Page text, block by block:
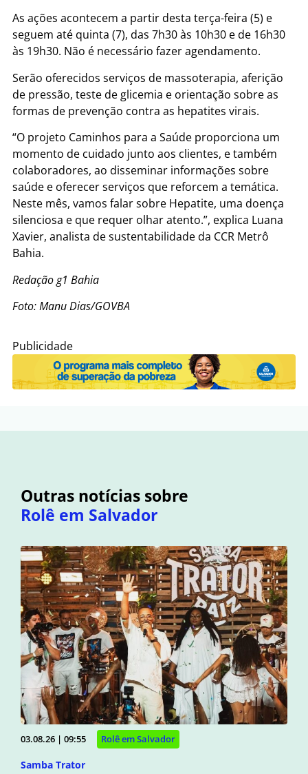
As ações acontecem a partir desta terça-feira (5) e
seguem até quinta (7), das 7h30 às 10h30 e de 16h30
às 19h30. Não é necessário fazer agendamento.
Serão oferecidos serviços de massoterapia, aferição
de pressão, teste de glicemia e orientação sobre as
formas de prevenção contra as hepatites virais.
“O projeto Caminhos para a Saúde proporciona um
momento de cuidado junto aos clientes, e também
colaboradores, ao disseminar informações sobre
saúde e oferecer serviços que reforcem a temática.
Neste mês, vamos falar sobre Hepatite, uma doença
silenciosa e que requer olhar atento.”, explica Luana
Xavier, analista de sustentabilidade da CCR Metrô
Bahia.
Redação g1 Bahia
Foto: Manu Dias/GOVBA
Publicidade
Outras notícias sobre
Rolê em Salvador
03.08.26 | 09:55 Rolê em Salvador
Samba Trator